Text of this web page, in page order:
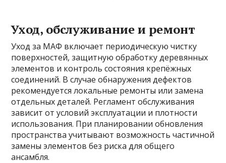
Уход, обслуживание и ремонт
Уход за MAФ включает периодическую чистку
поверхностей, защитную обработку деревянных
элементов и контроль состояния крепёжных
соединений. В случае обнаружения дефектов
рекомендуется локальные ремонты или замена
отдельных деталей. Регламент обслуживания
зависит от условий эксплуатации и плотности
использования. При планировании обновления
пространства учитывают возможность частичной
замены элементов без риска для общего
ансамбля.